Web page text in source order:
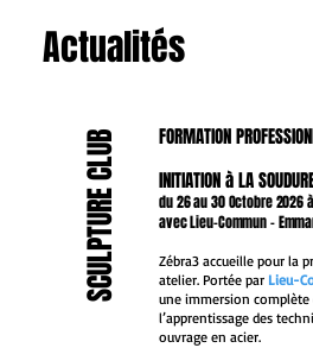
Actualités
SCULPTURE CLUB
FORMATION
INITIATION à LA
du 26 au 30 Octobre 2026
avec Lieu-Commun -
Zébra3 accueille pour la
atelier. Portée par Lieu-
une immersion complète
l’apprentissage des
ouvrage en acier.